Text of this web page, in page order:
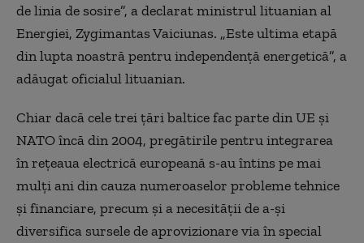
de linia de sosire”, a declarat ministrul lituanian al
Energiei, Zygimantas Vaiciunas. „Este ultima etapă
din lupta noastră pentru independenţă energetică”, a
adăugat oficialul lituanian.
Chiar dacă cele trei ţări baltice fac parte din UE şi
NATO încă din 2004, pregătirile pentru integrarea
în reţeaua electrică europeană s-au întins pe mai
mulţi ani din cauza numeroaselor probleme tehnice
şi financiare, precum şi a necesităţii de a-şi
diversifica sursele de aprovizionare via în special